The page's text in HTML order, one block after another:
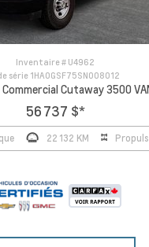
Inventaire # U4962
série 1HA0GSF75SN008012
Cutaway 3500
56 737 $*
22 132 KM